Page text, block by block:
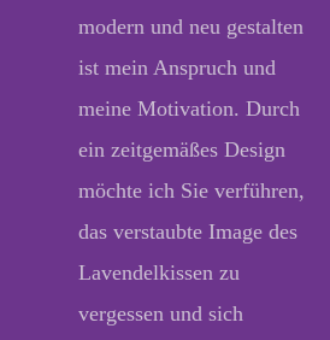
modern und neu gestalten
ist mein Anspruch und
meine Motivation. Durch
ein zeitgemäßes Design
möchte ich Sie verführen,
das verstaubte Image des
Lavendelkissen zu
vergessen und sich